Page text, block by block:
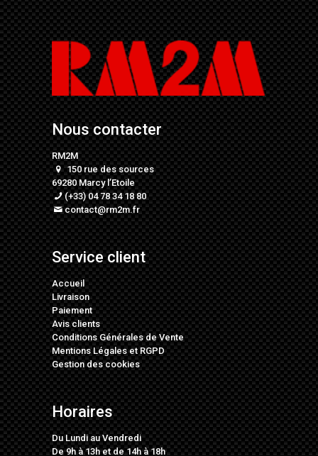
Nous contacter
RM2M
150 rue des sources
69280 Marcy l’Etoile
(+33) 04 78 34 18 80
contact@rm2m.fr
Service client
Accueil
Livraison
Paiement
Avis clients
Conditions Générales de Vente
Mentions LégalesetRGPD
Gestion des cookies
Horaires
Du Lundi au Vendredi
De 9h à 13h et de 14h à 18h